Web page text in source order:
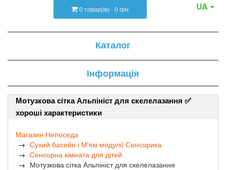
UA
0 товар(ів) - 0 грн
Каталог
Інформація
Мотузкова сітка Альпініст для скелелазання ✅
хороші характеристики
Магазин Непоседа
Сухий басейн і М'які модулі| Сенсорика
Сенсорна кімната для дітей
Мотузкова сітка Альпініст для скелелазання